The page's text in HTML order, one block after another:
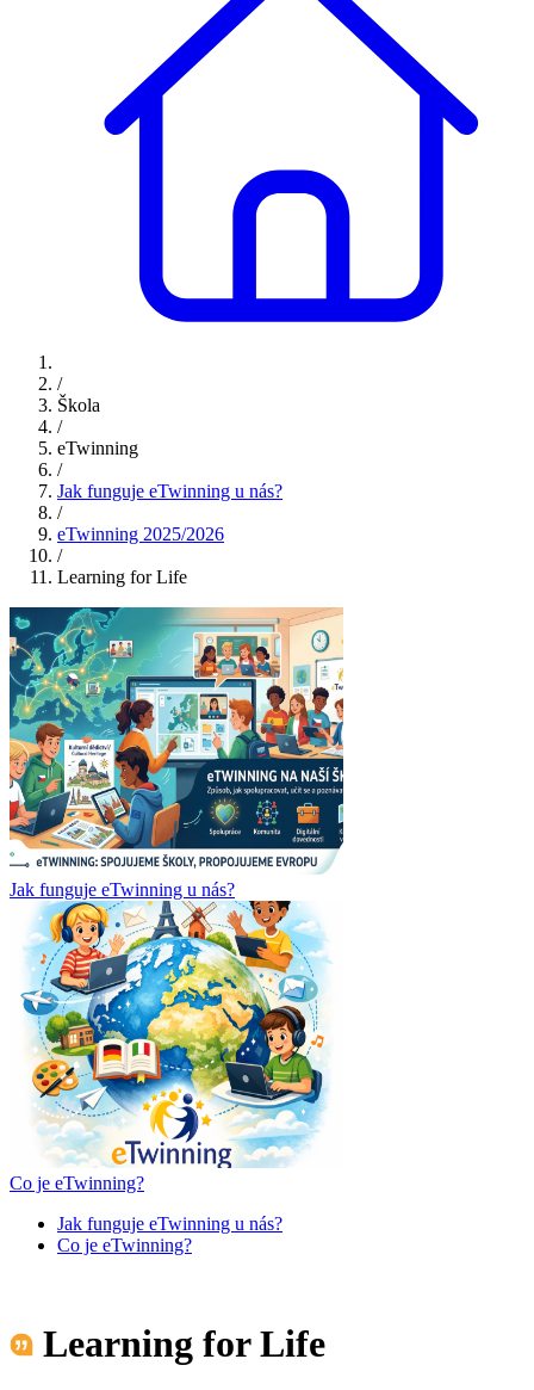
/
Škola
/
eTwinning
/
Jak funguje eTwinning u nás?
/
eTwinning 2025/2026
/
Learning for Life
Jak funguje eTwinning u nás?
Co je eTwinning?
Jak funguje eTwinning u nás?
Co je eTwinning?
Learning for Life